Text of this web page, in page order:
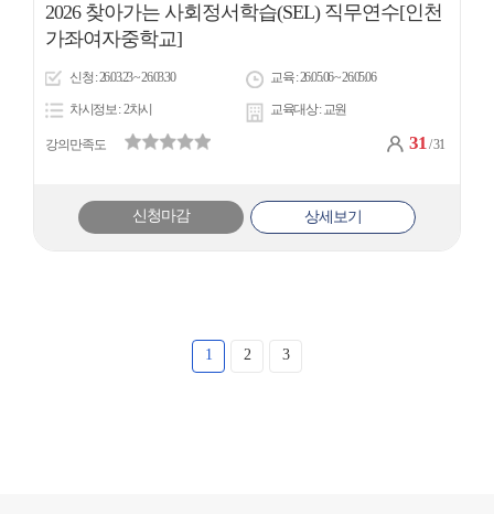
2026 찾아가는 사회정서학습(SEL) 직무연수[인천
가좌여자중학교]
신청 26.03.23 ~ 26.03.30 교육 26.05.06 ~ 26.05.06
차시정보 2차시 교육대상 교원
강의만족도 31/ 31
신청마감 상세보기
1 2 3